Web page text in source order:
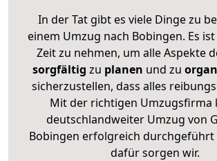
In der Tat gibt es viele Dinge zu
einem Umzug nach Bobingen. Es
Zeit zu nehmen, um alle Aspekte
sorgfältig zu planen und zu
sicherzustellen, dass alles
Mit der richtigen Umzugsfirma
deutschlandweiter Umzug von
Bobingen erfolgreich durchgeführt
dafür sorgen wir.